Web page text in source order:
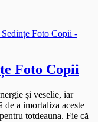
Foto Copii
și veselie, iar
de a imortaliza aceste
totdeauna. Fie că